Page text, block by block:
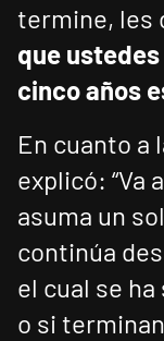
termine, les
que
cinco años
En cuanto a
explicó: “Va
asuma un
continúa
el cual se
o si